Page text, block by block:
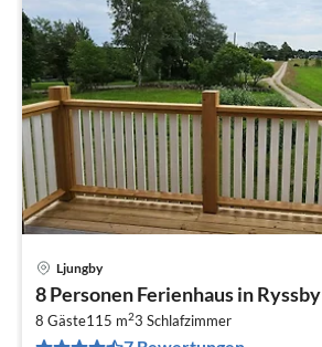
Ljungby
8 Personen Ferienhaus in Ryssby
8 Gäste115 m23 Schlafzimmer